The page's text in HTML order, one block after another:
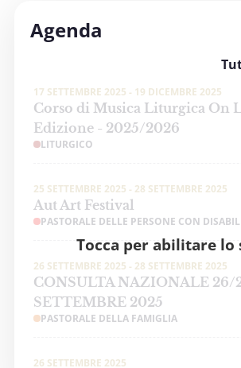
Agenda
Tocca per abilitare lo
17 SETTEMBRE 2025 - 19 DICEMBRE 2025
Corso di Musica Liturgica On
Edizione - 2025/2026
LITURGICO
25 SETTEMBRE 2025 - 28 SETTEMBRE 2025
Aut Art Festival
PASTORALE DELLE PERSONE CON
26 SETTEMBRE 2025 - 28 SETTEMBRE 2025
CONSULTA NAZIONALE 26/
SETTEMBRE 2025
PASTORALE DELLA FAMIGLIA
26 SETTEMBRE 2025